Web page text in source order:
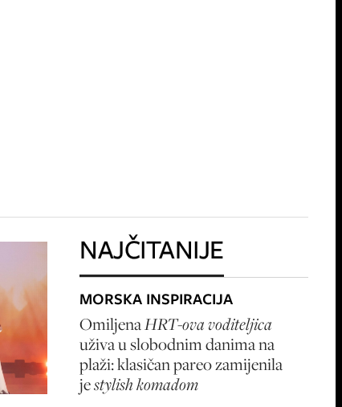
NAJČITANIJE
MORSKA INSPIRACIJA
OmiljenaHRT-ova voditeljica
uživa u slobodnim danima na
plaži: klasičan pareo zamijenila
jestylish komadom